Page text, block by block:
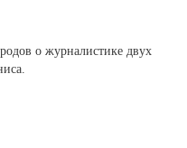
о журналистике двух